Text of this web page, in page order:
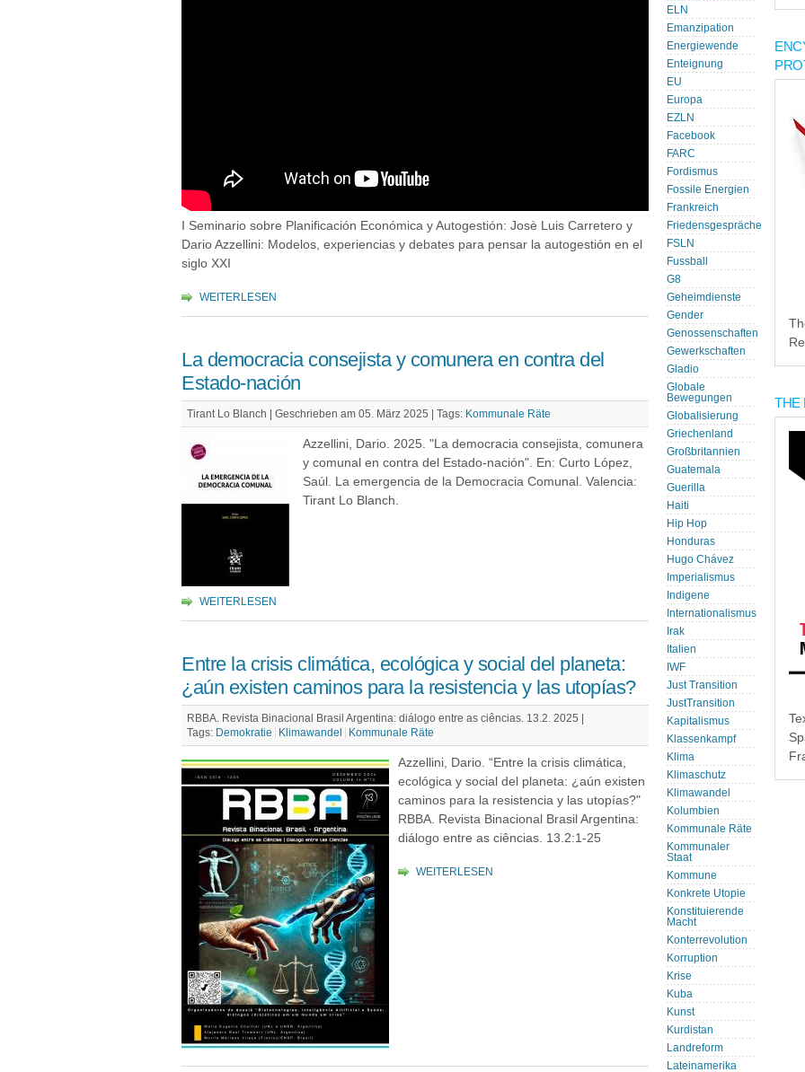
I Seminario sobre Planificación Económica y Autogestión: Josè Luis Carretero y
Dario Azzellini: Modelos, experiencias y debates para pensar la autogestión en el
siglo XXI
WEITERLESEN
La democracia consejista y comunera en contra del
Estado-nación
Tirant Lo Blanch | Geschrieben am 05. März 2025 | Tags: Kommunale Räte
Azzellini, Dario. 2025. "La democracia consejista, comunera
y comunal en contra del Estado-nación". En: Curto López,
Saúl. La emergencia de la Democracia Comunal. Valencia:
Tirant Lo Blanch.
WEITERLESEN
Entre la crisis climática, ecológica y social del planeta:
¿aún existen caminos para la resistencia y las utopías?
RBBA. Revista Binacional Brasil Argentina: diálogo entre as ciências. 13.2. 2025 |
Tags: Demokratie Klimawandel Kommunale Räte
Azzellini, Dario. “Entre la crisis climática,
ecológica y social del planeta: ¿aún existen
caminos para la resistencia y las utopías?"
RBBA. Revista Binacional Brasil Argentina:
diálogo entre as ciências. 13.2:1-25
WEITERLESEN
ELN
Emanzipation
Energiewende
Enteignung
EU
Europa
EZLN
Facebook
FARC
Fordismus
Fossile Energien
Frankreich
Friedensgespräche
FSLN
Fussball
G8
Geheimdienste
Gender
Genossenschaften
Gewerkschaften
Gladio
Globale
Bewegungen
Globalisierung
Griechenland
Großbritannien
Guatemala
Guerilla
Haiti
Hip Hop
Honduras
Hugo Chávez
Imperialismus
Indigene
Internationalismus
Irak
Italien
IWF
Just Transition
JustTransition
Kapitalismus
Klassenkampf
Klima
Klimaschutz
Klimawandel
Kolumbien
Kommunale Räte
Kommunaler
Staat
Kommune
Konkrete Utopie
Konstituierende
Macht
Konterrevolution
Korruption
Krise
Kuba
Kunst
Kurdistan
Landreform
Lateinamerika
THE